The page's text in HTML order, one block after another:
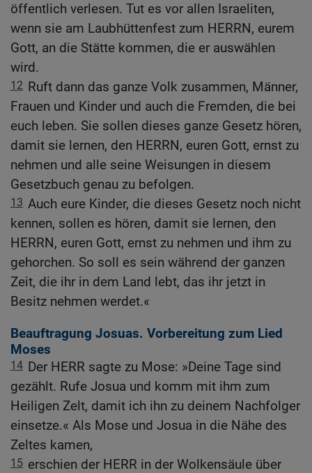
öffentlich verlesen. Tut es vor allen Israeliten,
wenn sie am Laubhüttenfest zum HERRN, eurem
Gott, an die Stätte kommen, die er auswählen
wird.
12 Ruft dann das ganze Volk zusammen, Männer,
Frauen und Kinder und auch die Fremden, die bei
euch leben. Sie sollen dieses ganze Gesetz hören,
damit sie lernen, den HERRN, euren Gott, ernst zu
nehmen und alle seine Weisungen in diesem
Gesetzbuch genau zu befolgen.
13 Auch eure Kinder, die dieses Gesetz noch nicht
kennen, sollen es hören, damit sie lernen, den
HERRN, euren Gott, ernst zu nehmen und ihm zu
gehorchen. So soll es sein während der ganzen
Zeit, die ihr in dem Land lebt, das ihr jetzt in
Besitz nehmen werdet.«
Beauftragung Josuas. Vorbereitung zum Lied
Moses
14 Der HERR sagte zu Mose: »Deine Tage sind
gezählt. Rufe Josua und komm mit ihm zum
Heiligen Zelt, damit ich ihn zu deinem Nachfolger
einsetze.« Als Mose und Josua in die Nähe des
Zeltes kamen,
15 erschien der HERR in der Wolkensäule über